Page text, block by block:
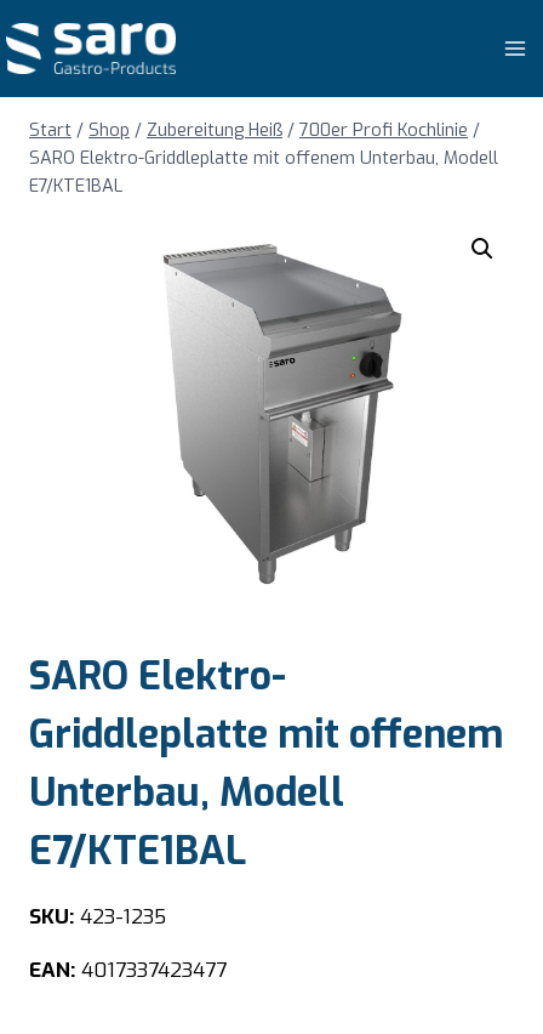
Inhalt
springen
Start / Shop / Zubereitung Heiß / 700er Profi Kochlinie /
SARO Elektro-Griddleplatte mit offenem Unterbau, Modell
E7/KTE1BAL
SARO Elektro-
Griddleplatte mit offenem
Unterbau, Modell
E7/KTE1BAL
SKU: 423-1235
EAN: 4017337423477